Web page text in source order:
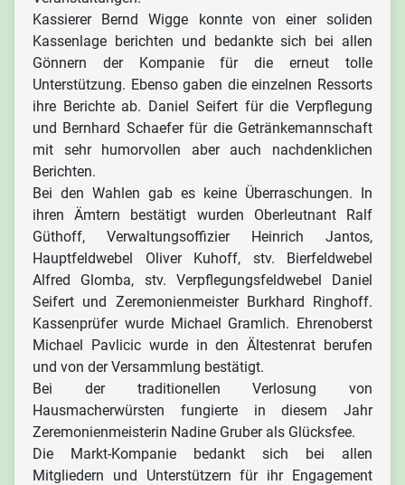
Kassierer Bernd Wigge konnte von einer soliden
Kassenlage berichten und bedankte sich bei allen
Gönnern der Kompanie für die erneut tolle
Unterstützung. Ebenso gaben die einzelnen Ressorts
ihre Berichte ab. Daniel Seifert für die Verpflegung
und Bernhard Schaefer für die Getränkemannschaft
mit sehr humorvollen aber auch nachdenklichen
Berichten.
Bei den Wahlen gab es keine Überraschungen. In
ihren Ämtern bestätigt wurden Oberleutnant Ralf
Güthoff, Verwaltungsoffizier Heinrich Jantos,
Hauptfeldwebel Oliver Kuhoff, stv. Bierfeldwebel
Alfred Glomba, stv. Verpflegungsfeldwebel Daniel
Seifert und Zeremonienmeister Burkhard Ringhoff.
Kassenprüfer wurde Michael Gramlich. Ehrenoberst
Michael Pavlicic wurde in den Ältestenrat berufen
und von der Versammlung bestätigt.
Bei der traditionellen Verlosung von
Hausmacherwürsten fungierte in diesem Jahr
Zeremonienmeisterin Nadine Gruber als Glücksfee.
Die Markt-Kompanie bedankt sich bei allen
Mitgliedern und Unterstützern für ihr Engagement